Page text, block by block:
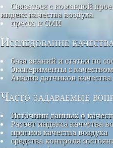
Связаться с командой
индекс качества воздуха
пресса и СМИ
Исследование
база знаний и статьи по
Эксперименты с
Анализ датчиков качества
Часто задаваемые
Источник данных о
Расчет индекса качества
прогноз качества воздуха
средства контроля